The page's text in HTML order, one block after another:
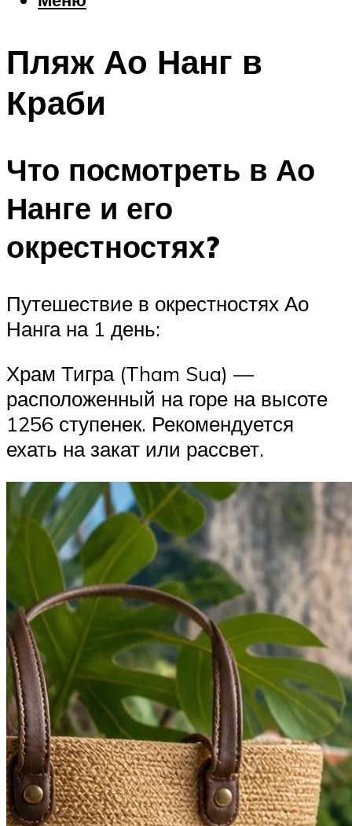
Шоппинг
Что посетить
Пляж Ао Нанг в
Краби
Что посмотреть в Ао
Нанге и его
окрестностях?
Путешествие в окрестностях Ао
Нанга на 1 день:
Храм Тигра (Tham Sua) —
расположенный на горе на высоте
1256 ступенек. Рекомендуется
ехать на закат или рассвет.